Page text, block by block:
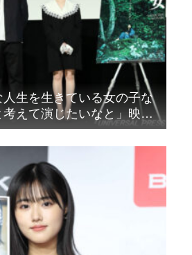
生を生きている女の子な
えて演じたいなと」映画
画祭Q&A